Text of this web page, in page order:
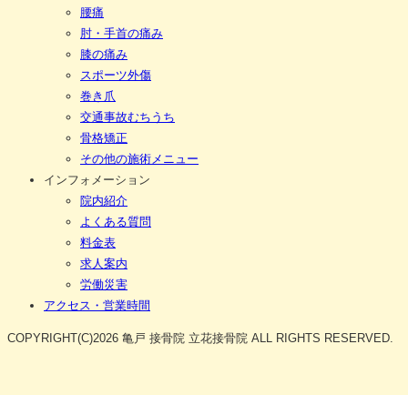
腰痛
肘・手首の痛み
膝の痛み
スポーツ外傷
巻き爪
交通事故むちうち
骨格矯正
その他の施術メニュー
インフォメーション
院内紹介
よくある質問
料金表
求人案内
労働災害
アクセス・営業時間
COPYRIGHT(C)2026 亀戸 接骨院 立花接骨院 ALL RIGHTS RESERVED.